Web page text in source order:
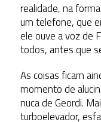
realidade, na
um telefone, que
ele ouve a voz de
todos, antes que
As coisas ficam
momento de
nuca de Geordi.
turboelevador,